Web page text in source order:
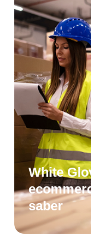
White
saber